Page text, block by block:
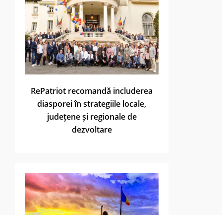
RePatriot recomandă includerea
diasporei în strategiile locale,
județene și regionale de
dezvoltare